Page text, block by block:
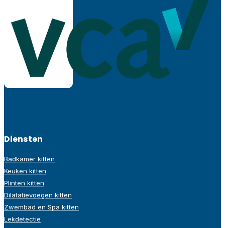
Diensten
Badkamer kitten
Keuken kitten
Plinten kitten
Dilatatievoegen kitten
Zwembad en Spa kitten
Lekdetectie